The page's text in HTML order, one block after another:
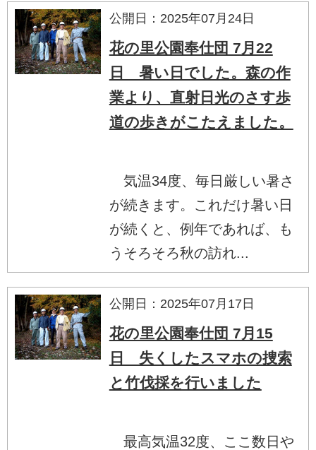
公開日：2025年07月24日
花の里公園奉仕団 7月22
日 暑い日でした。森の作
業より、直射日光のさす歩
道の歩きがこたえました。
気温34度、毎日厳しい暑さ
が続きます。これだけ暑い日
が続くと、例年であれば、も
うそろそろ秋の訪れ...
公開日：2025年07月17日
花の里公園奉仕団 7月15
日 失くしたスマホの捜索
と竹伐採を行いました
最高気温32度、ここ数日や